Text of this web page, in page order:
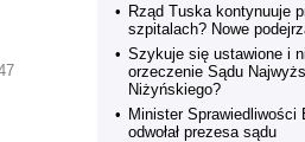
• Rząd Tuska kontynuuje
szpitalach? Nowe
• Szykuje się ustawione i
orzeczenie Sądu
Niżyńskiego?
• Minister Sprawiedliwości
odwołał prezesa sądu